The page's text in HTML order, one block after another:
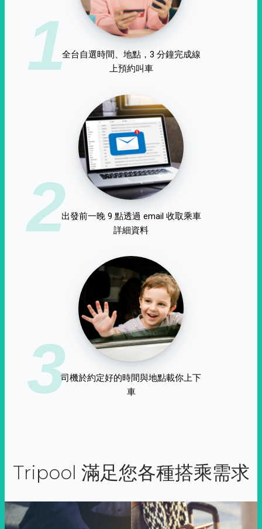
1全台自選時間、地點，3 分鐘完成線
上預約叫車
2出發前一晚 9 點透過 email 收取乘車
詳細資料
3司機於約定好的時間與地點載你上下
車
Tripool 滿足您各種搭乘需求